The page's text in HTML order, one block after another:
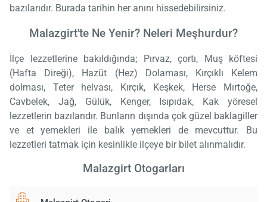
bazılarıdır. Burada tarihin her anını hissedebilirsiniz.
Malazgirt'te Ne Yenir? Neleri Meşhurdur?
İlçe lezzetlerine bakıldığında; Pırvaz, çortı, Muş köftesi
(Hafta Direği), Hazüt (Hez) Dolaması, Kırçıklı Kelem
dolması, Teter helvası, Kırçık, Keşkek, Herse Mırtoğe,
Cavbelek, Jağ, Gülük, Kenger, Isıpıdak, Kak yöresel
lezzetlerin bazılarıdır. Bunların dışında çok güzel baklagiller
ve et yemekleri ile balık yemekleri de mevcuttur. Bu
lezzetleri tatmak için kesinlikle ilçeye bir bilet alınmalıdır.
Malazgirt Otogarları